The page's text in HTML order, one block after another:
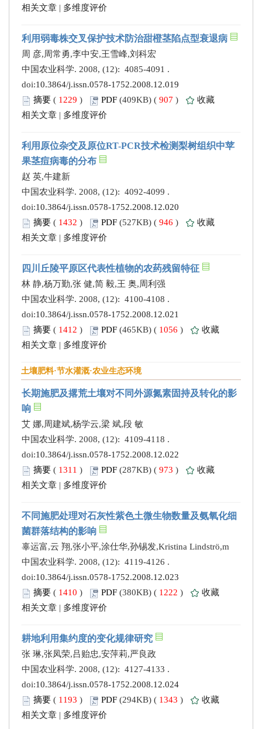
相关文章 | 多维度评价
利用弱毒株交叉保护技术防治甜橙茎陷点型衰退病
周 彦,周常勇,李中安,王雪峰,刘科宏
中国农业科学. 2008, (12): 4085-4091 .
doi:10.3864/j.issn.0578-1752.2008.12.019
摘要 ( 1229 ) PDF (409KB) ( 907 )
收藏
相关文章 | 多维度评价
利用原位杂交及原位RT-PCR技术检测梨树组织中苹
果茎痘病毒的分布
赵 英,牛建新
中国农业科学. 2008, (12): 4092-4099 .
doi:10.3864/j.issn.0578-1752.2008.12.020
摘要 ( 1432 ) PDF (527KB) ( 946 )
收藏
相关文章 | 多维度评价
四川丘陵平原区代表性植物的农药残留特征
林 静,杨万勤,张 健,简 毅,王 奥,周利强
中国农业科学. 2008, (12): 4100-4108 .
doi:10.3864/j.issn.0578-1752.2008.12.021
摘要 ( 1412 ) PDF (465KB) ( 1056 )
收藏
相关文章 | 多维度评价
土壤肥料·节水灌溉·农业生态环境
长期施肥及撂荒土壤对不同外源氮素固持及转化的影
响
艾 娜,周建斌,杨学云,梁 斌,段 敏
中国农业科学. 2008, (12): 4109-4118 .
doi:10.3864/j.issn.0578-1752.2008.12.022
摘要 ( 1311 ) PDF (287KB) ( 973 )
收藏
相关文章 | 多维度评价
不同施肥处理对石灰性紫色土微生物数量及氨氧化细
菌群落结构的影响
辜运富,云 翔,张小平,涂仕华,孙锡发,Kristina Lindströ,m
中国农业科学. 2008, (12): 4119-4126 .
doi:10.3864/j.issn.0578-1752.2008.12.023
摘要 ( 1410 ) PDF (380KB) ( 1222 )
收藏
相关文章 | 多维度评价
耕地利用集约度的变化规律研究
张 琳,张凤荣,吕贻忠,安萍莉,严良政
中国农业科学. 2008, (12): 4127-4133 .
doi:10.3864/j.issn.0578-1752.2008.12.024
摘要 ( 1193 ) PDF (294KB) ( 1343 )
收藏
相关文章 | 多维度评价